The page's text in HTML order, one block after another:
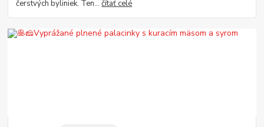
čerstvých byliniek. Ten...čítať celé